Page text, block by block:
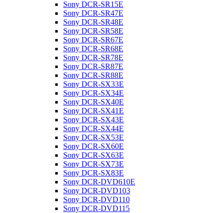
Sony DCR-SR15E
Sony DCR-SR47E
Sony DCR-SR48E
Sony DCR-SR58E
Sony DCR-SR67E
Sony DCR-SR68E
Sony DCR-SR78E
Sony DCR-SR87E
Sony DCR-SR88E
Sony DCR-SX33E
Sony DCR-SX34E
Sony DCR-SX40E
Sony DCR-SX41E
Sony DCR-SX43E
Sony DCR-SX44E
Sony DCR-SX53E
Sony DCR-SX60E
Sony DCR-SX63E
Sony DCR-SX73E
Sony DCR-SX83E
Sony DCR-DVD610E
Sony DCR-DVD103
Sony DCR-DVD110
Sony DCR-DVD115